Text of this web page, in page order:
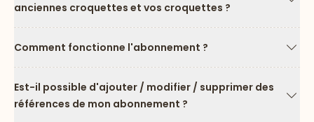
anciennes croquettes et vos croquettes ?
Comment fonctionne l'abonnement ?
Est-il possible d'ajouter / modifier / supprimer des
références de mon abonnement ?